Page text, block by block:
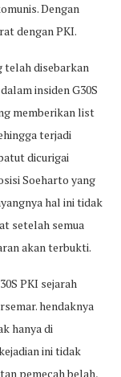
Dengan
dengan PKI.
telah disebarkan
insiden G30S
memberikan list
terjadi
dicurigai
Soeharto yang
hal ini tidak
setelah semua
akan terbukti.
PKI sejarah
hendaknya
hanya di
ini tidak
pemecah belah,